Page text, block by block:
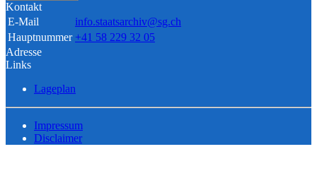
Kontakt
E-Mail
info.staatsarchiv@sg.ch
Hauptnummer +41 58 229 32 05
Adresse
Links
Lageplan
Impressum
Disclaimer